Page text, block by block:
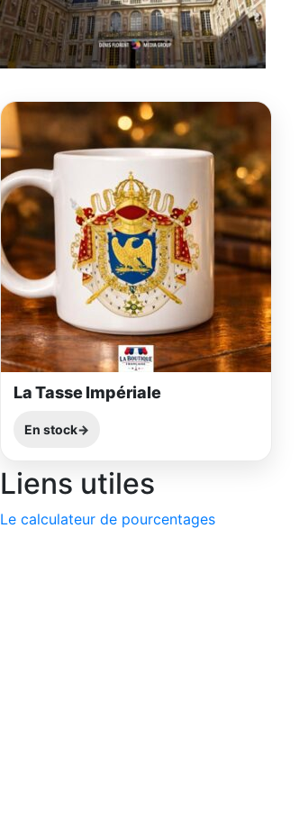
La Tasse Impériale
En stock
Liens utiles
Le calculateur de pourcentages